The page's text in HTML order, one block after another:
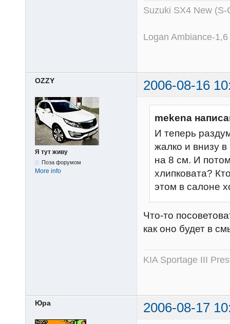
Suzuki SX4 New (S-
Logan Ambiance-
OZZY 2006-08-16
Я тут живу
Поза форумом
More info
mekena
И теперь
жалко и внизу
на 8 см. И
хлипковата?
этом в салоне
Что-то
как оно будет в
KIA Sportage III
Юра 2006-08-17